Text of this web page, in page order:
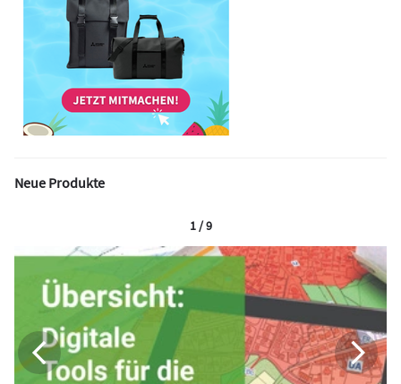
Neue Produkte
1 / 9